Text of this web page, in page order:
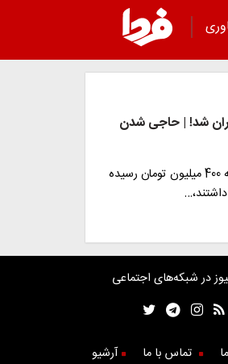
120 میلیون گران شد! | حاجی شدن
در حالی که فیش حج در برخی از استان‌ها به 400 میلیون تومان رسیده
در شبکه‌های اجتماعی
تماس با ما آرشیو